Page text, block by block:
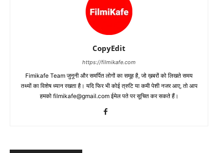
CopyEdit
https://filmikafe.com
Fimikafe Team जुनूनी और समर्पित लोगों का समूह है, जो ख़बरों को लिखते समय
तथ्‍यों का विशेष ध्‍यान रखता है। यदि फिर भी कोई त्रुटि या कमी पेशी नजर आए, तो आप
हमको filmikafe@gmail.com ईमेल पते पर सूचित कर सकते हैं।